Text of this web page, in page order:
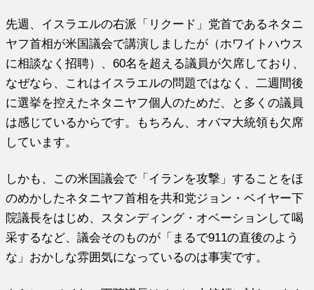
先週、イスラエルの右派「リクード」党首であるネタニ
ヤフ首相が米国議会で講演しましたが（ホワイトハウス
に相談なく招聘）、60名を超える議員が欠席しており、
なぜなら、これはイスラエルの問題ではなく、二週間後
に選挙を控えたネタニヤフ個人のためだ、と多くの議員
は感じているからです。もちろん、オバマ大統領も欠席
しています。
しかも、この米国議会で「イランを攻撃」することをほ
のめかしたネタニヤフ首相を共和党ジョン・ベイヤー下
院議長をはじめ、スタンディング・オベーションして喝
采するなど、議会そのものが「まるで911の直後のよう
な」おかしな雰囲気になっているのは事実です。